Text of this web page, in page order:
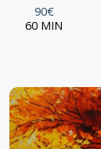
90€
60 MIN